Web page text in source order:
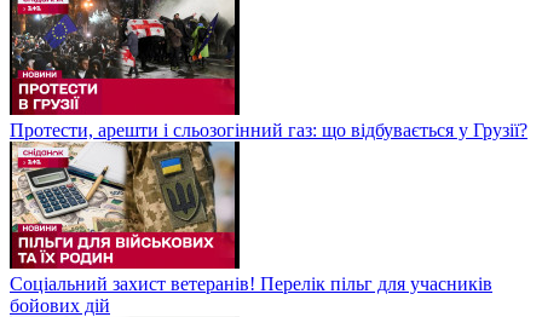
Протести, арешти і сльозогінний газ: що відбувається у Грузії?
Соціальний захист ветеранів! Перелік пільг для учасників
бойових дій